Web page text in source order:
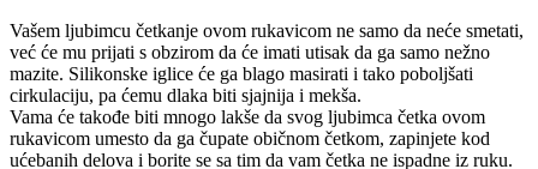
Vašem ljubimcu četkanje ovom rukavicom ne samo da neće smetati,
već će mu prijati s obzirom da će imati utisak da ga samo nežno
mazite. Silikonske iglice će ga blago masirati i tako poboljšati
cirkulaciju, pa ćemu dlaka biti sjajnija i mekša.
Vama će takođe biti mnogo lakše da svog ljubimca četka ovom
rukavicom umesto da ga čupate običnom četkom, zapinjete kod
ućebanih delova i borite se sa tim da vam četka ne ispadne iz ruku.